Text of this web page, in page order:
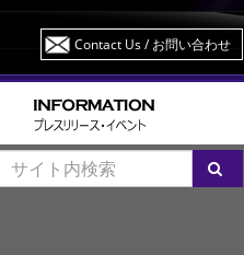
Contact Us/ お問い合わせ